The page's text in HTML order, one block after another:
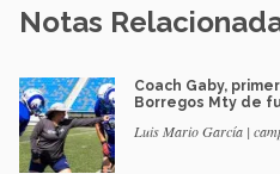
Notas
Coach Gaby,
Borregos Mty de
Luis Mario García |